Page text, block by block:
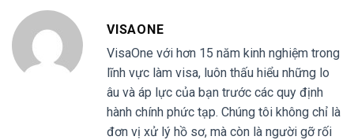
VISAONE
VisaOne với hơn 15 năm kinh nghiệm trong
lĩnh vực làm visa, luôn thấu hiểu những lo
âu và áp lực của bạn trước các quy định
hành chính phức tạp. Chúng tôi không chỉ là
đơn vị xử lý hồ sơ, mà còn là người gỡ rối